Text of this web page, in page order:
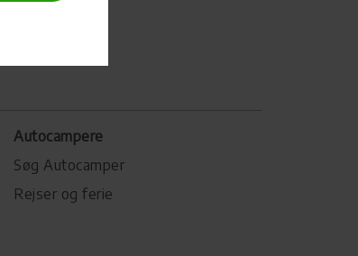
Autocampere
Søg Autocamper
Rejser og ferie